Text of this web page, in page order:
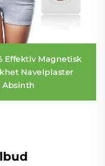
Effektiv Magnetisk
Navelplaster
Absinth